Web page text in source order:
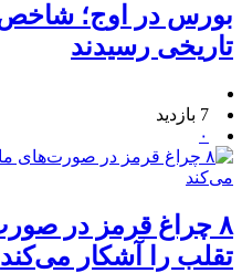
بورس در اوج؛
تاریخی رسیدند
7 بازدید
۰
۸ چراغ قرمز در
تقلب را آشکار می‌کند